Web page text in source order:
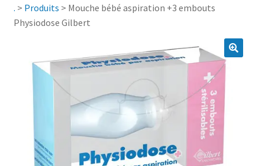
Accessoires Salle de bain
Vêtements & Chaussures
Pro.
. > Produits > Mouche bébé aspiration +3 embouts
Physiodose Gilbert